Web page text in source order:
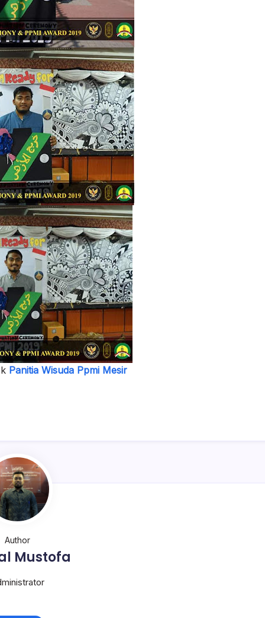
Panitia Wisuda Ppmi Mesir
Author
Mustofa